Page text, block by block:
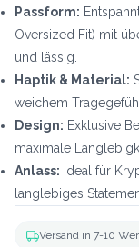
Passform:
Oversized Fit) mit
und lässig.
Haptik & Material:
weichem
Design: Exklusive
maximale
Anlass: Ideal für
langlebiges
Versand in 7-10